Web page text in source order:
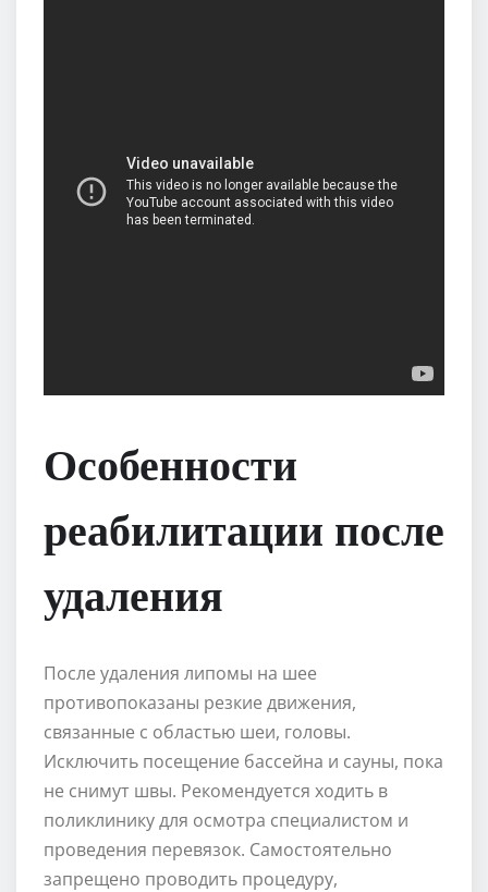
Особенности
реабилитации после
удаления
После удаления липомы на шее
противопоказаны резкие движения,
связанные с областью шеи, головы.
Исключить посещение бассейна и сауны, пока
не снимут швы. Рекомендуется ходить в
поликлинику для осмотра специалистом и
проведения перевязок. Самостоятельно
запрещено проводить процедуру,